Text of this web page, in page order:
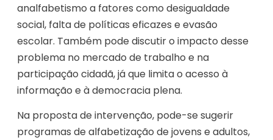
analfabetismo a fatores como desigualdade
social, falta de políticas eficazes e evasão
escolar. Também pode discutir o impacto desse
problema no mercado de trabalho e na
participação cidadã, já que limita o acesso à
informação e à democracia plena.
Na proposta de intervenção, pode-se sugerir
programas de alfabetização de jovens e adultos,